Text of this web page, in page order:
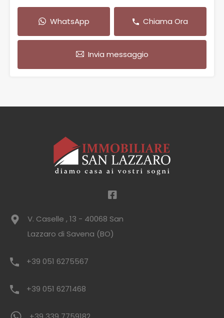
WhatsApp Chiama Ora
Invia messaggio
V. Caselle , 13 - 40068 San
Lazzaro di Savena (BO)
+39 051 6275567
+39 051 6271468